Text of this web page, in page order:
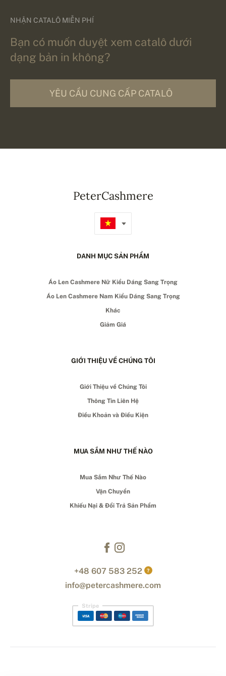
NHẬN CATALÔ MIỄN PHÍ
Bạn có muốn duyệt xem catalô dưới
dạng bản in không?
YÊU CẦU CUNG CẤP CATALÔ
PeterCashmere
DANH MỤC SẢN PHẨM
Áo Len Cashmere Nữ Kiểu Dáng Sang Trọng
Áo Len Cashmere Nam Kiểu Dáng Sang Trọng
Khác
Giảm Giá
GIỚI THIỆU VỀ CHÚNG TÔI
Giới Thiệu về Chúng Tôi
Thông Tin Liên Hệ
Điều Khoản và Điều Kiện
MUA SẮM NHƯ THẾ NÀO
Mua Sắm Như Thế Nào
Vận Chuyển
Khiếu Nại & Đổi Trả Sản Phẩm
+48 607 583 252 ?
info@petercashmere.com
Stripe